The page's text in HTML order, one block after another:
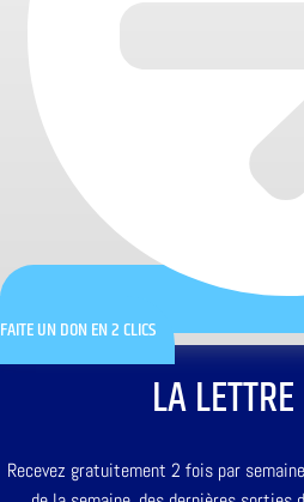
FAITE UN DON EN 2 CLICS
LA
Recevez gratuitement 2 fois par